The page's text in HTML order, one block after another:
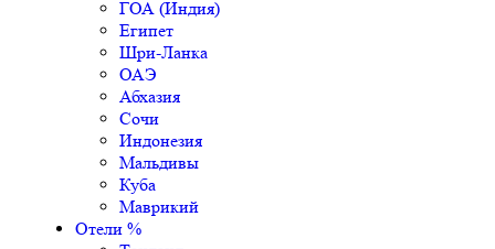
ГОА (Индия)
Египет
Шри-Ланка
ОАЭ
Абхазия
Сочи
Индонезия
Мальдивы
Куба
Маврикий
Отели %